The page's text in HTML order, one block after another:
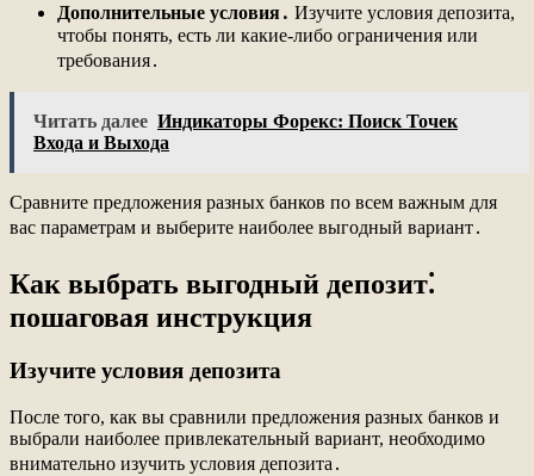
Дополнительные условия․ Изучите условия депозита,
чтобы понять, есть ли какие-либо ограничения или
требования․
Читать далее Индикаторы Форекс: Поиск Точек
Входа и Выхода
Сравните предложения разных банков по всем важным для
вас параметрам и выберите наиболее выгодный вариант․
Как выбрать выгодный депозит⁚
пошаговая инструкция
Изучите условия депозита
После того, как вы сравнили предложения разных банков и
выбрали наиболее привлекательный вариант, необходимо
внимательно изучить условия депозита․